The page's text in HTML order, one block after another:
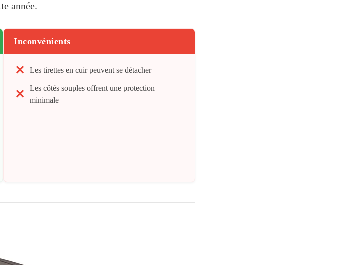
année.
Inconvénients
Les tirettes en cuir peuvent se détacher
Les côtés souples offrent une protection
minimale